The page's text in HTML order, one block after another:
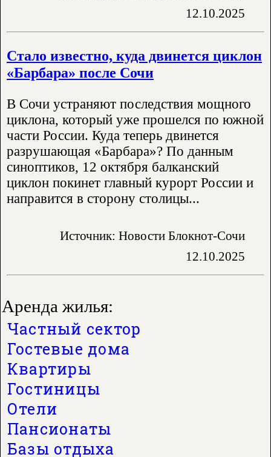
Аренда жилья:
Частный сектор
Гостевые дома
Квартиры
Гостиницы
Отели
Пансионаты
Базы отдыха
12.10.2025
Стало известно, куда двинется циклон
«Барбара» после Сочи
В Сочи устраняют последствия мощного
циклона, который уже прошелся по южной
части России. Куда теперь двинется
разрушающая «Барбара»? По данным
синоптиков, 12 октября балканский
циклон покинет главный курорт России и
направится в сторону столицы...
Источник: Новости Блокнот-Сочи
12.10.2025